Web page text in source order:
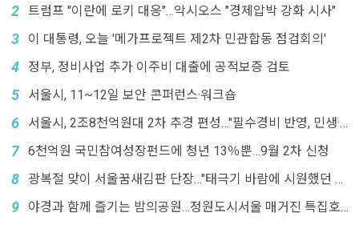
2 트럼프 "이란에 로키 대응"…악시오스 "경제압박 강화 시사"
3 이 대통령, 오늘 '메가프로젝트 제2차 민관합동 점검회의'
4 정부, 정비사업 추가 이주비 대출에 공적보증 검토
5 서울시, 11~12일 보안 콘퍼런스·워크숍
6
서울시, 2조8천억원대 2차 추경 편성…"필수경비 반영, 민생·
7 6천억원 국민참여성장펀드에 청년 13％뿐…9월 2차 신청
8
광복절 맞이 서울꿈새김판 단장…"태극기 바람에 시원했던 그
9
야경과 함께 즐기는 밤의공원…정원도시서울 매거진 특집호